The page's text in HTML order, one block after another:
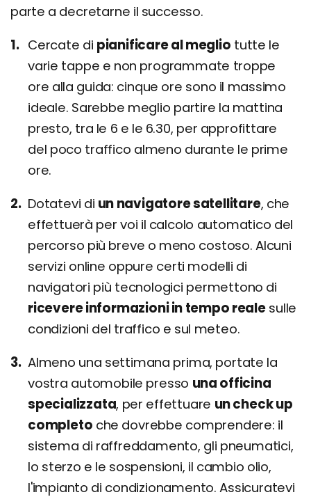
parte a decretarne il successo.
Cercate di pianificare al meglio tutte le
varie tappe e non programmate troppe
ore alla guida: cinque ore sono il massimo
ideale. Sarebbe meglio partire la mattina
presto, tra le 6 e le 6.30, per approfittare
del poco traffico almeno durante le prime
ore.
Dotatevi di un navigatore satellitare, che
effettuerà per voi il calcolo automatico del
percorso più breve o meno costoso. Alcuni
servizi online oppure certi modelli di
navigatori più tecnologici permettono di
ricevere informazioni in tempo realesulle
condizioni del traffico e sul meteo.
Almeno una settimana prima, portate la
vostra automobile presso una officina
specializzata, per effettuare un check up
completo che dovrebbe comprendere: il
sistema di raffreddamento, gli pneumatici,
lo sterzo e le sospensioni, il cambio olio,
l'impianto di condizionamento. Assicuratevi